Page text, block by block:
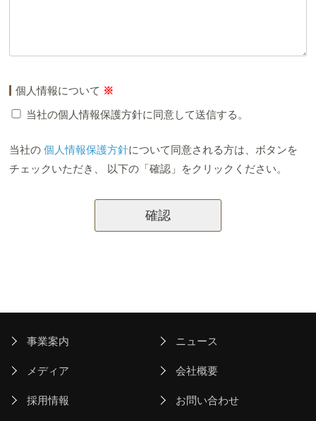
個人情報について ※
当社の個人情報保護方針に同意して送信する。
当社の個人情報保護方針について同意される方は、ボタンを
チェックいただき、 以下の「確認」をクリックください。
事業案内 ニュース
メディア 会社概要
採用情報 お問い合わせ